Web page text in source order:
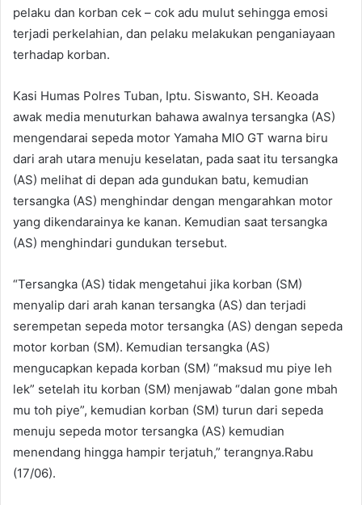
pelaku dan korban cek – cok adu mulut sehingga emosi
terjadi perkelahian, dan pelaku melakukan penganiayaan
terhadap korban.
Kasi Humas Polres Tuban, Iptu. Siswanto, SH. Keoada
awak media menuturkan bahawa awalnya tersangka (AS)
mengendarai sepeda motor Yamaha MIO GT warna biru
dari arah utara menuju keselatan, pada saat itu tersangka
(AS) melihat di depan ada gundukan batu, kemudian
tersangka (AS) menghindar dengan mengarahkan motor
yang dikendarainya ke kanan. Kemudian saat tersangka
(AS) menghindari gundukan tersebut.
“Tersangka (AS) tidak mengetahui jika korban (SM)
menyalip dari arah kanan tersangka (AS) dan terjadi
serempetan sepeda motor tersangka (AS) dengan sepeda
motor korban (SM). Kemudian tersangka (AS)
mengucapkan kepada korban (SM) “maksud mu piye leh
lek” setelah itu korban (SM) menjawab “dalan gone mbah
mu toh piye”, kemudian korban (SM) turun dari sepeda
menuju sepeda motor tersangka (AS) kemudian
menendang hingga hampir terjatuh,” terangnya.Rabu
(17/06).